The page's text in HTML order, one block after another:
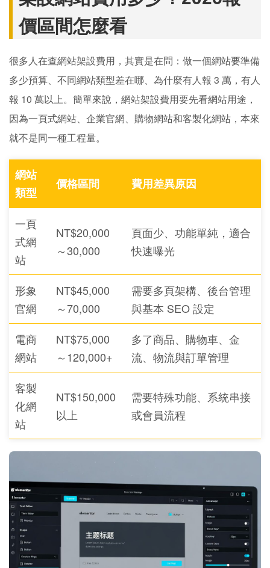
價區間怎麼看
很多人在查網站架設費用，其實是在問：做一個網站要準備
多少預算、不同網站類型差在哪、為什麼有人報 3 萬，有人
報 10 萬以上。簡單來說，網站架設費用要先看網站用途，
因為一頁式網站、企業官網、購物網站和客製化網站，本來
就不是同一種工程量。
網站
類型
價格區間 費用差異原因
一頁
式網
站
NT$20,000
～30,000
頁面少、功能單純，適合
快速曝光
形象
官網
NT$45,000
～70,000
需要多頁架構、後台管理
與基本 SEO 設定
電商
網站
NT$75,000
～120,000+
多了商品、購物車、金
流、物流與訂單管理
客製
化網
站
NT$150,000
以上
需要特殊功能、系統串接
或會員流程